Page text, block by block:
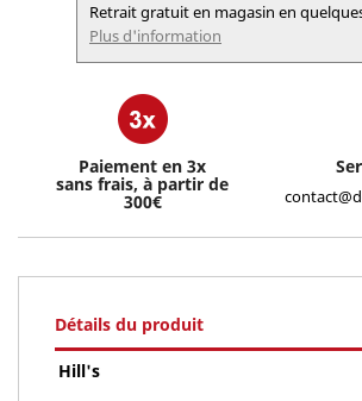
Retrait gratuit en magasin en
Plus d'information
Paiement en 3x
sans frais, à partir de
300€
Détails du produit
Hill's